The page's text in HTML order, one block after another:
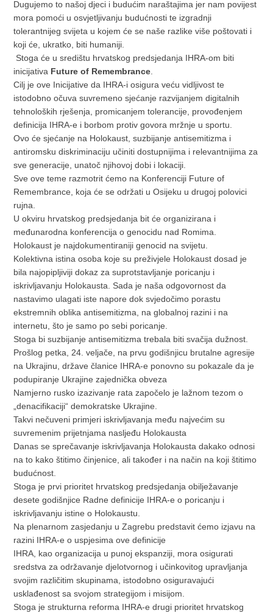
Dugujemo to našoj djeci i budućim naraštajima jer nam povijest
mora pomoći u osvjetljivanju budućnosti te izgradnji
tolerantnijeg svijeta u kojem će se naše razlike više poštovati i
koji će, ukratko, biti humaniji.
Stoga će u središtu hrvatskog predsjedanja IHRA-om biti
inicijativa Future of Remembrance.
Cilj je ove Inicijative da IHRA-i osigura veću vidljivost te
istodobno očuva suvremeno sjećanje razvijanjem digitalnih
tehnoloških rješenja, promicanjem tolerancije, provođenjem
definicija IHRA-e i borbom protiv govora mržnje u sportu.
Ovo će sjećanje na Holokaust, suzbijanje antisemitizma i
antiromsku diskriminaciju učiniti dostupnijima i relevantnijima za
sve generacije, unatoč njihovoj dobi i lokaciji.
Sve ove teme razmotrit ćemo na Konferenciji Future of
Remembrance, koja će se održati u Osijeku u drugoj polovici
rujna.
U okviru hrvatskog predsjedanja bit će organizirana i
međunarodna konferencija o genocidu nad Romima.
Holokaust je najdokumentiraniji genocid na svijetu.
Kolektivna istina osoba koje su preživjele Holokaust dosad je
bila najopipljiviji dokaz za suprotstavljanje poricanju i
iskrivljavanju Holokausta. Sada je naša odgovornost da
nastavimo ulagati iste napore dok svjedočimo porastu
ekstremnih oblika antisemitizma, na globalnoj razini i na
internetu, što je samo po sebi poricanje.
Stoga bi suzbijanje antisemitizma trebala biti svačija dužnost.
Prošlog petka, 24. veljače, na prvu godišnjicu brutalne agresije
na Ukrajinu, države članice IHRA-e ponovno su pokazale da je
podupiranje Ukrajine zajednička obveza
Namjerno rusko izazivanje rata započelo je lažnom tezom o
„denacifikaciji“ demokratske Ukrajine.
Takvi nečuveni primjeri iskrivljavanja među najvećim su
suvremenim prijetnjama nasljeđu Holokausta
Danas se sprečavanje iskrivljavanja Holokausta dakako odnosi
na to kako štitimo činjenice, ali također i na način na koji štitimo
budućnost.
Stoga je prvi prioritet hrvatskog predsjedanja obilježavanje
desete godišnjice Radne definicije IHRA-e o poricanju i
iskrivljavanju istine o Holokaustu.
Na plenarnom zasjedanju u Zagrebu predstavit ćemo izjavu na
razini IHRA-e o uspjesima ove definicije
IHRA, kao organizacija u punoj ekspanziji, mora osigurati
sredstva za održavanje djelotvornog i učinkovitog upravljanja
svojim različitim skupinama, istodobno osiguravajući
usklađenost sa svojom strategijom i misijom.
Stoga je strukturna reforma IHRA-e drugi prioritet hrvatskog